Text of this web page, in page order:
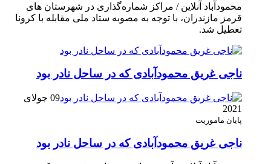
محمودآباد آنلاین / مراکز شماره‌گذاری در شهر‌ستان های
قرمز مازندران، با توجه به مصوبه ستاد ملی مقابله با کرونا
تعطیل شد.
ناجی غریق محمودآبادی که در ساحل نادر بود
09 جولای
2021
پایان ماموریت
ناجی غریق محمودآبادی که در ساحل نادر بود